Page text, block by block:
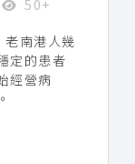
50+
南港人幾
定的患者
經營病